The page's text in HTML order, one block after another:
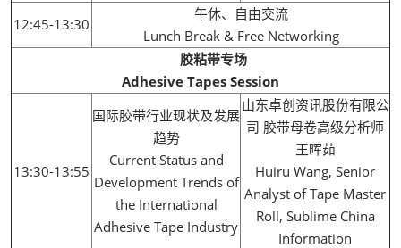
12:45-13:30
午休、自由交流
Lunch Break & Free Networking
胶粘带专场
Adhesive Tapes Session
13:30-13:55
国际胶带行业现状及发展
趋势
Current Status and
Development Trends of
the International
Adhesive Tape Industry
山东卓创资讯股份有限公
司 胶带母卷高级分析师
王晖茹
Huiru Wang, Senior
Analyst of Tape Master
Roll, Sublime China
Information